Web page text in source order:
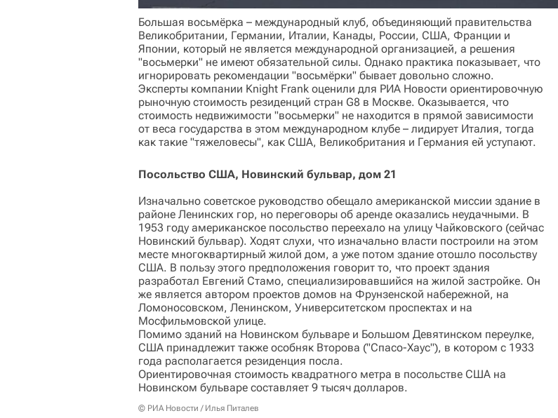
Большая восьмёрка – международный клуб, объединяющий правительства
Великобритании, Германии, Италии, Канады, России, США, Франции и
Японии, который не является международной организацией, а решения
"восьмерки" не имеют обязательной силы. Однако практика показывает, что
игнорировать рекомендации "восьмёрки" бывает довольно сложно.
Эксперты компании Knight Frank оценили для РИА Новости ориентировочную
рыночную стоимость резиденций стран G8 в Москве. Оказывается, что
стоимость недвижимости "восьмерки" не находится в прямой зависимости
от веса государства в этом международном клубе – лидирует Италия, тогда
как такие "тяжеловесы", как США, Великобритания и Германия ей уступают.
Посольство США, Новинский бульвар, дом 21
Изначально советское руководство обещало американской миссии здание в
районе Ленинских гор, но переговоры об аренде оказались неудачными. В
1953 году американское посольство переехало на улицу Чайковского (сейчас
Новинский бульвар). Ходят слухи, что изначально власти построили на этом
месте многоквартирный жилой дом, а уже потом здание отошло посольству
США. В пользу этого предположения говорит то, что проект здания
разработал Евгений Стамо, специализировавшийся на жилой застройке. Он
же является автором проектов домов на Фрунзенской набережной, на
Ломоносовском, Ленинском, Университетском проспектах и на
Мосфильмовской улице.
Помимо зданий на Новинском бульваре и Большом Девятинском переулке,
США принадлежит также особняк Второва ("Спасо-Хаус"), в котором с 1933
года располагается резиденция посла.
Ориентировочная стоимость квадратного метра в посольстве США на
Новинском бульваре составляет 9 тысяч долларов.
© РИА Новости / Илья Питалев